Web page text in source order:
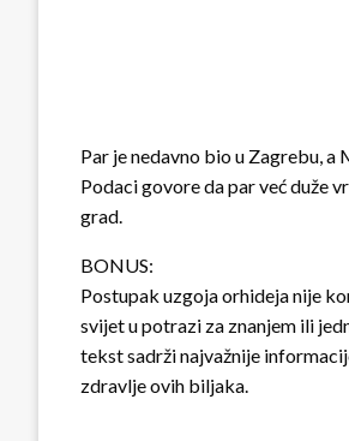
Par je nedavno bio u Zagrebu,
Podaci govore da par već duže
grad.
BONUS:
Postupak uzgoja orhideja nije
svijet u potrazi za znanjem ili
tekst sadrži najvažnije
zdravlje ovih biljaka.